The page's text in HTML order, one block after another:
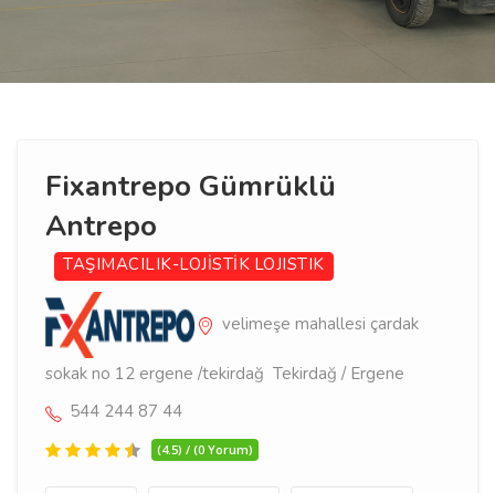
Fixantrepo Gümrüklü
Antrepo
TAŞIMACILIK-LOJİSTİK LOJISTIK
velimeşe mahallesi çardak
sokak no 12 ergene /tekirdağ Tekirdağ / Ergene
544 244 87 44
(4.5) / (0 Yorum)